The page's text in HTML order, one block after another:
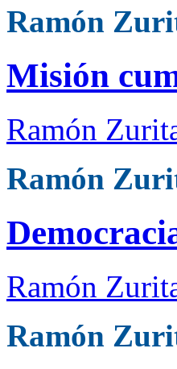
Ramón
Misión
Ramón
Ramón
Ramón
Ramón